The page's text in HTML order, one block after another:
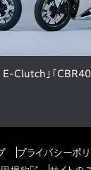
E-Clutch」「
プライバシーポ